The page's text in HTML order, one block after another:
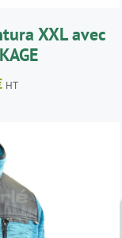
XXL avec
Le
235,00€.
HT